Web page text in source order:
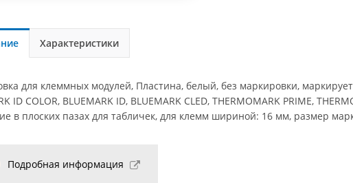
для клеммных модулей, Пластина, белый, без маркировки,
ID COLOR, BLUEMARK ID, BLUEMARK CLED, THERMOMARK PRIME,
в плоских пазах для табличек, для клемм шириной: 16 мм, размер
Характеристики
Подробная информация